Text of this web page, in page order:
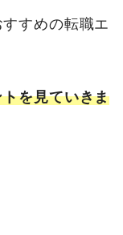
すめの転職エ
を見ていきま